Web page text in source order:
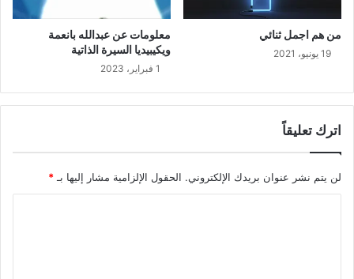
من هم اجمل ثنائي
19 يونيو، 2021
معلومات عن عبدالله بانعمة
ويكيبيديا السيرة الذاتية
1 فبراير، 2023
اترك تعليقاً
لن يتم نشر عنوان بريدك الإلكتروني. الحقول الإلزامية مشار إليها بـ *